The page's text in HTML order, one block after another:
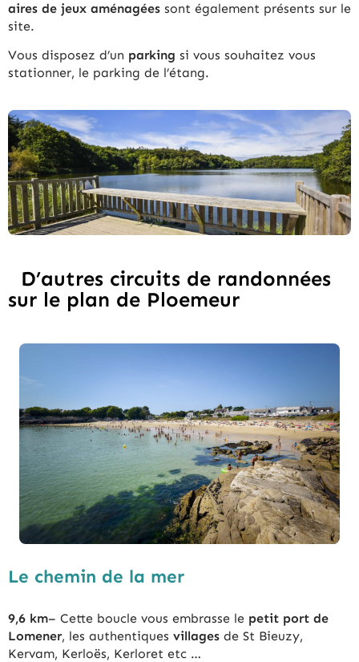
aires de jeux aménagées sont également présents sur le
site.
Vous disposez d’un parking si vous souhaitez vous
stationner, le parking de l’étang.
D’autres circuits de randonnées
sur le plan de Ploemeur
Le chemin de la mer
9,6 km– Cette boucle vous embrasse le petit port de
Lomener, les authentiques villages de St Bieuzy,
Kervam, Kerloës, Kerloret etc …